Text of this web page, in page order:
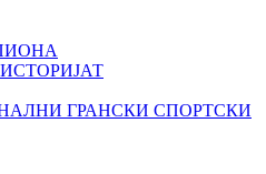
ГРАНСКИ СПОРТСКИ